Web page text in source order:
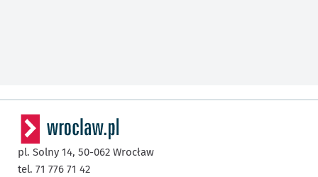
pl. Solny 14, 50-062 Wrocław
tel. 71 776 71 42